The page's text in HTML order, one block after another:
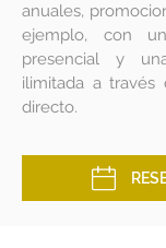
anuales,
ejemplo, con
presencial y
ilimitada a través
directo.